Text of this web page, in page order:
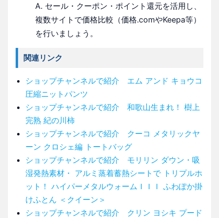
A. セール・クーポン・ポイント還元を活用し、
複数サイトで価格比較（価格.comやKeepa等）
を行いましょう。
関連リンク
ショップチャンネルで紹介 エム アンド キョウコ
圧縮ニットパンツ
ショップチャンネルで紹介 和歌山生まれ！ 樹上
完熟 紀の川柿
ショップチャンネルで紹介 クーコ メタリックヤ
ーン クロシェ編 トートバッグ
ショップチャンネルで紹介 モリリン ダウン・吸
湿発熱素材・ アルミ蒸着蓄熱シートで トリプルホ
ット！ ハイパーメタルウォームＩＩＩ ふわぽか掛
けふとん ＜クイーン＞
ショップチャンネルで紹介 クリン ヨシキ プード